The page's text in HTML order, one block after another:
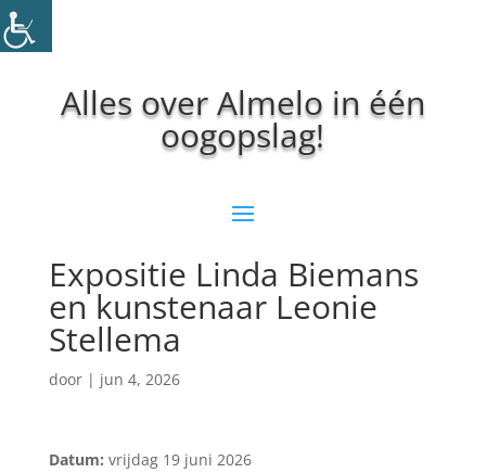
Alles over Almelo in één
oogopslag!
Expositie Linda Biemans
en kunstenaar Leonie
Stellema
door | jun 4, 2026
Datum: vrijdag 19 juni 2026